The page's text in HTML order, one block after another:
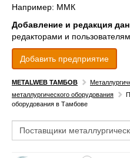
Например: ММК
Добавление и редакция
редакторами и
Добавить предприятие
METALWEB ТАМБОВ
металлургического оборудования
оборудования в Тамбове